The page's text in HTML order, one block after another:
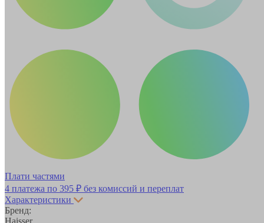
Плати частями
4 платежа по 395 ₽ без комиссий и переплат
Характеристики
Бренд:
Haisser